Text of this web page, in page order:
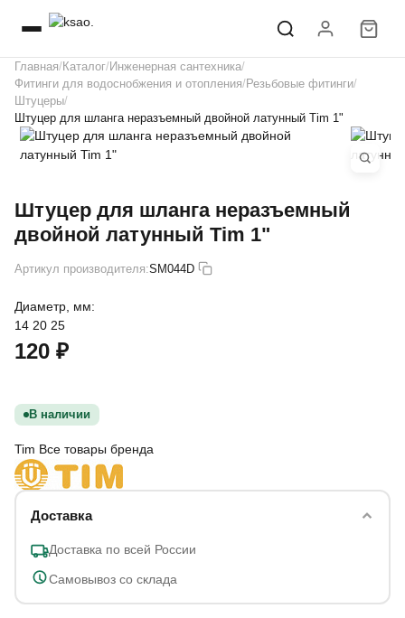
Главная Каталог Инженерная сантехника
Фитинги для водоснобжения и отопления Резьбовые фитинги
Штуцеры
Штуцер для шланга неразъемный двойной латунный Tim 1"
Штуцер для шланга неразъемный
двойной латунный Tim 1"
Артикул производителя:SM044D
Диаметр, мм:
14 20 25
120 ₽
В наличии
Tim Все товары бренда
Доставка
Доставка по всей России
Самовывоз со склада